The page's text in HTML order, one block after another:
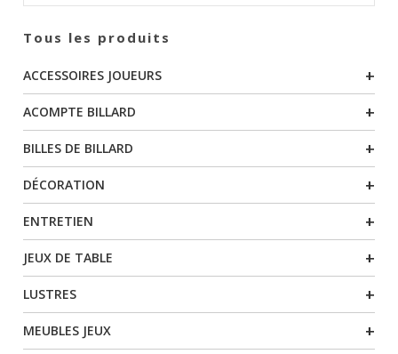
DE
PRODUITS
Tous les produits
ACCESSOIRES JOUEURS +
ACOMPTE BILLARD +
BILLES DE BILLARD +
DÉCORATION +
ENTRETIEN +
JEUX DE TABLE +
LUSTRES +
MEUBLES JEUX +